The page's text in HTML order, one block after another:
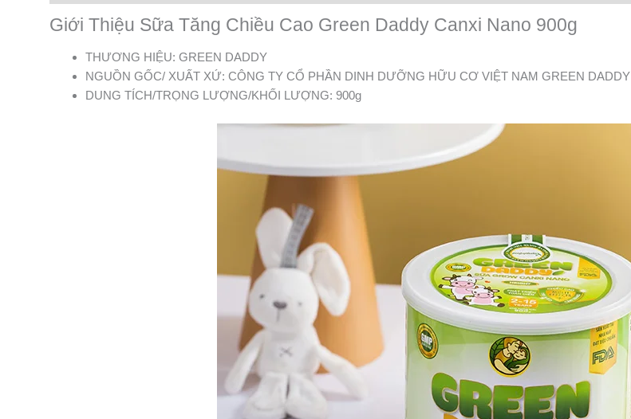
Giới Thiệu Sữa Tăng Chiều Cao Green Daddy Canxi Nano 900g
THƯƠNG HIỆU: GREEN DADDY
NGUỒN GỐC/ XUẤT XỨ: CÔNG TY CỔ PHẦN DINH DƯỠNG HỮU CƠ VIỆT NAM GREEN DADDY
DUNG TÍCH/TRỌNG LƯỢNG/KHỐI LƯỢNG: 900g